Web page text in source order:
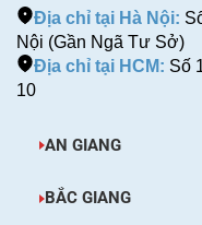
Địa chỉ tại Hà Nội:
Nội (Gần Ngã Tư Sở)
Địa chỉ tại HCM: Số
10
AN GIANG
BẮC GIANG